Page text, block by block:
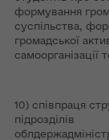
формування
суспільства,
громадської
самоорганізації
10) співпраця
підрозділів